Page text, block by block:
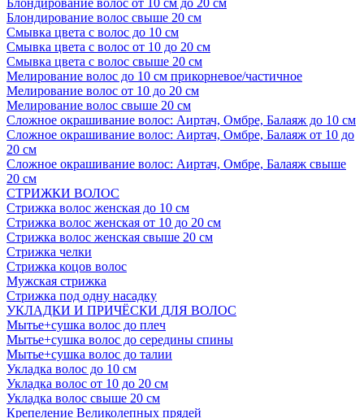
Блондирование волос от 10 см до 20 см
Блондирование волос свыше 20 см
Смывка цвета с волос до 10 см
Смывка цвета с волос от 10 до 20 см
Смывка цвета с волос свыше 20 см
Мелирование волос до 10 см прикорневое/частичное
Мелирование волос от 10 до 20 см
Мелирование волос свыше 20 см
Сложное окрашивание волос: Аиртач, Омбре, Балаяж до 10 см
Сложное окрашивание волос: Аиртач, Омбре, Балаяж от 10 до
20 см
Сложное окрашивание волос: Аиртач, Омбре, Балаяж свыше
20 см
СТРИЖКИ ВОЛОС
Стрижка волос женская до 10 см
Стрижка волос женская от 10 до 20 см
Стрижка волос женская свыше 20 см
Стрижка челки
Стрижка коцов волос
Мужская стрижка
Стрижка под одну насадку
УКЛАДКИ И ПРИЧЁСКИ ДЛЯ ВОЛОС
Мытье+сушка волос до плеч
Мытье+сушка волос до середины спины
Мытье+сушка волос до талии
Укладка волос до 10 см
Укладка волос от 10 до 20 см
Укладка волос свыше 20 см
Крепеление Великолепных прядей